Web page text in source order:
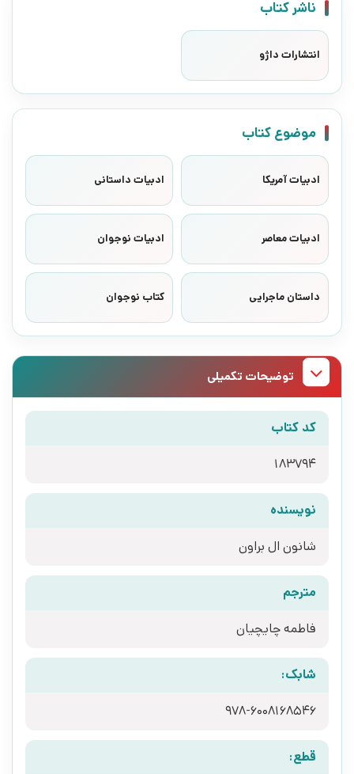
ناشر کتاب
انتشارات داژو
موضوع کتاب
ادبیات آمریکا ادبیات داستانی
ادبیات معاصر ادبیات نوجوان
داستان ماجرایی کتاب نوجوان
توضیحات تکمیلی
کد کتاب
183794
نویسنده
شانون ال براون
مترجم
فاطمه چایچیان
شابک:
978-6008168546
قطع: